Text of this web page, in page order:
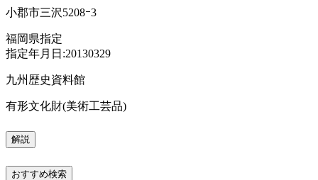
小郡市三沢5208ｰ3
福岡県指定
指定年月日:20130329
九州歴史資料館
有形文化財(美術工芸品)
解説
おすすめ検索